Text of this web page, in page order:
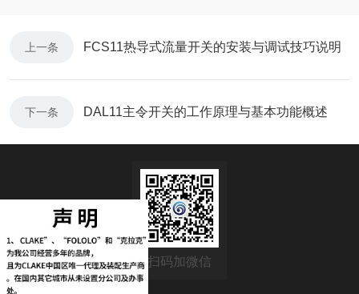
上一条 FCS11热导式流量开关的安装与调试技巧说明
下一条 DAL11主令开关的工作原理与基本功能概述
扫码加微信